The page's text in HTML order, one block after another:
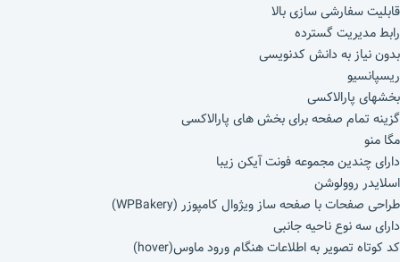
قابلیت سفارشی سازی بالا
رابط مدیریت گسترده
بدون نیاز به دانش کدنویسی
ریسپانسیو
بخشهای پارالاکسی
گزینه تمام صفحه برای بخش های پارالاکسی
مگا منو
دارای چندین مجموعه فونت آیکن زیبا
اسلایدر روولوشن
طراحی صفحات با صفحه ساز ویژوال کامپوزر (WPBakery)
دارای سه نوع ناحیه جانبی
کد کوتاه تصویر به اطلاعات هنگام ورود ماوس(hover)